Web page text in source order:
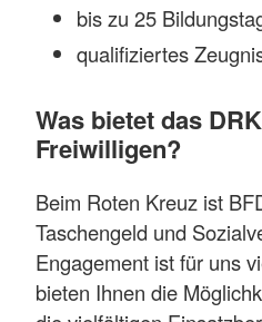
bis zu 25
qualifiziertes
Was bietet das
Freiwilligen?
Beim Roten Kreuz ist
Taschengeld und
Engagement ist für uns
bieten Ihnen die